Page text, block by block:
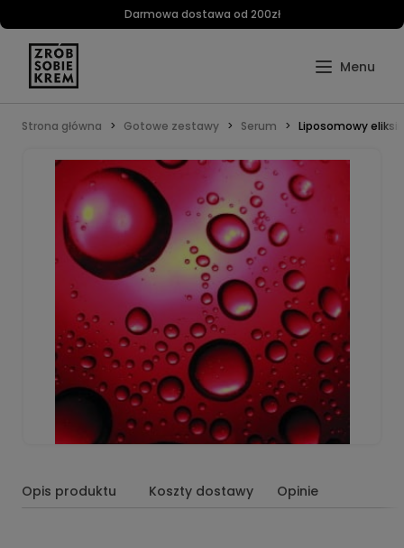
Darmowa dostawa od 200zł
Strona główna Gotowe zestawy Serum Liposomowy
Opis produktu Koszty dostawy Opinie